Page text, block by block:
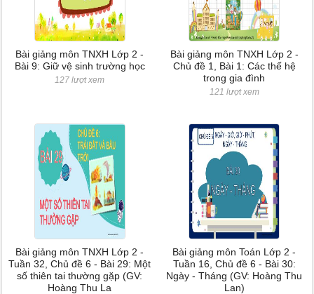
Bài giảng môn TNXH Lớp 2 -
Bài 9: Giữ vệ sinh trường học
127 lượt xem
Bài giảng môn TNXH Lớp 2 -
Chủ đề 1, Bài 1: Các thế hệ
trong gia đình
121 lượt xem
Bài giảng môn TNXH Lớp 2 -
Tuần 32, Chủ đề 6 - Bài 29: Một
số thiên tai thường gặp (GV:
Hoàng Thu La
Bài giảng môn Toán Lớp 2 -
Tuần 16, Chủ đề 6 - Bài 30:
Ngày - Tháng (GV: Hoàng Thu
Lan)